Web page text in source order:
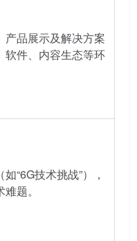
产品展示及解决方案
软件、内容生态等环
“6G技术挑战”），
题。